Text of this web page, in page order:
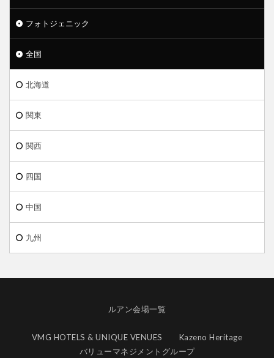
フォトジェニック
全国
北海道
関東
関西
四国
中国
九州
ルアン会場一覧
VMG HOTELS & UNIQUE VENUES
Kazeno Heritage
バリューマネジメントグループ